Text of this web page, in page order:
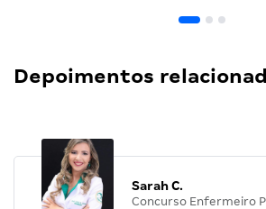
Depoimentos
Sarah C.
Concurso Enfermeiro